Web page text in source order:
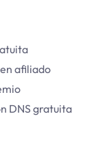
afiliado
DNS gratuita